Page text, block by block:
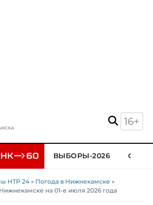
16+
ВЫБОРЫ-2026
НТР 24 » Погода в Нижнекамске »
на 01-е июля 2026 года